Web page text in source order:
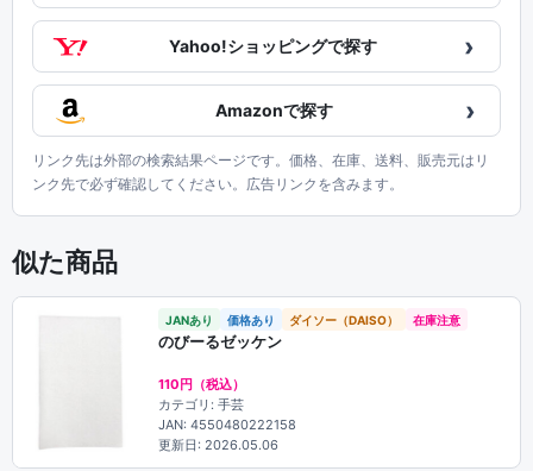
Yahoo!ショッピングで探す ›
Amazonで探す ›
リンク先は外部の検索結果ページです。価格、在庫、送料、販売元はリ
ンク先で必ず確認してください。広告リンクを含みます。
似た商品
JANあり 価格あり ダイソー（DAISO） 在庫注意
のびーるゼッケン
110円（税込）
カテゴリ: 手芸
JAN: 4550480222158
更新日: 2026.05.06